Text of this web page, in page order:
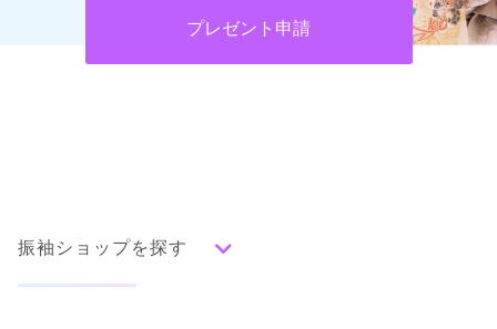
プレゼント申請
振袖ショップを探す